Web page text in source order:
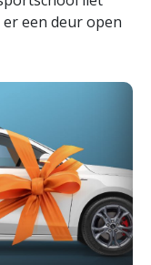
een deur open